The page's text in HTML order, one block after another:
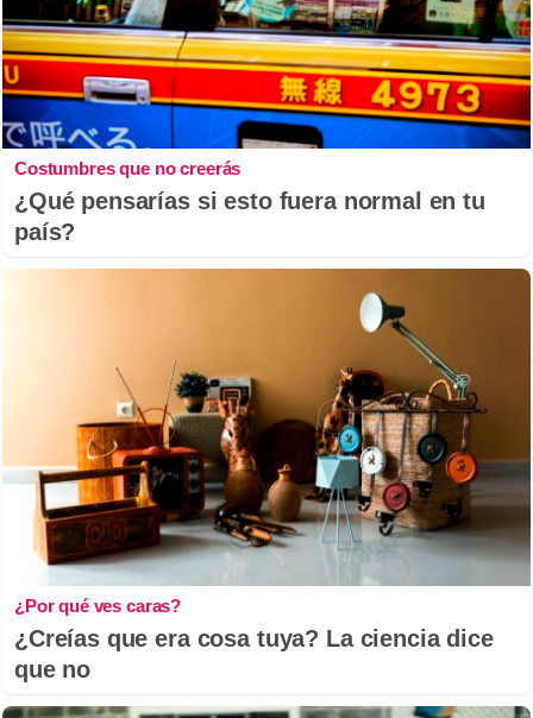
Costumbres que no creerás
¿Qué pensarías si esto fuera normal en tu
país?
¿Por qué ves caras?
¿Creías que era cosa tuya? La ciencia dice
que no